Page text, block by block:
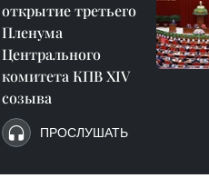
открытие третьего
Пленума
Центрального
комитета КПВ XIV
созыва
ПРОСЛУШАТЬ